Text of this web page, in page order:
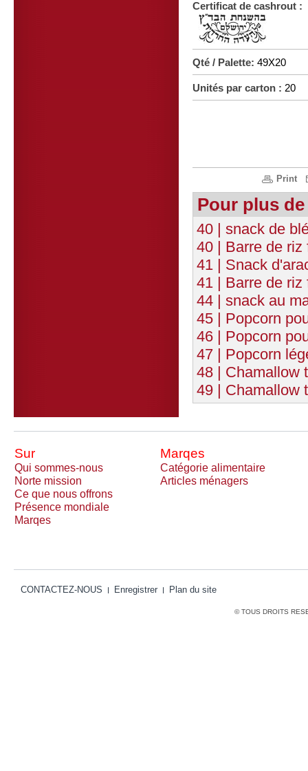
Certificat de cashrout :
Qté / Palette: 49X20
Unités par carton : 20
Print
Pour plus
40 | snack de
40 | Barre de riz
41 | Snack
41 | Barre de riz
44 | snack au
45 | Popcorn
46 | Popcorn
47 | Popcorn
48 | Chamallow
49 | Chamallow
Sur Marqes
Qui sommes-nous
Catégorie alimentaire
Norte mission
Articles ménagers
Ce que nous offrons
Présence mondiale
Marqes
CONTACTEZ-NOUS Enregistrer Plan du site
© TOUS DROITS